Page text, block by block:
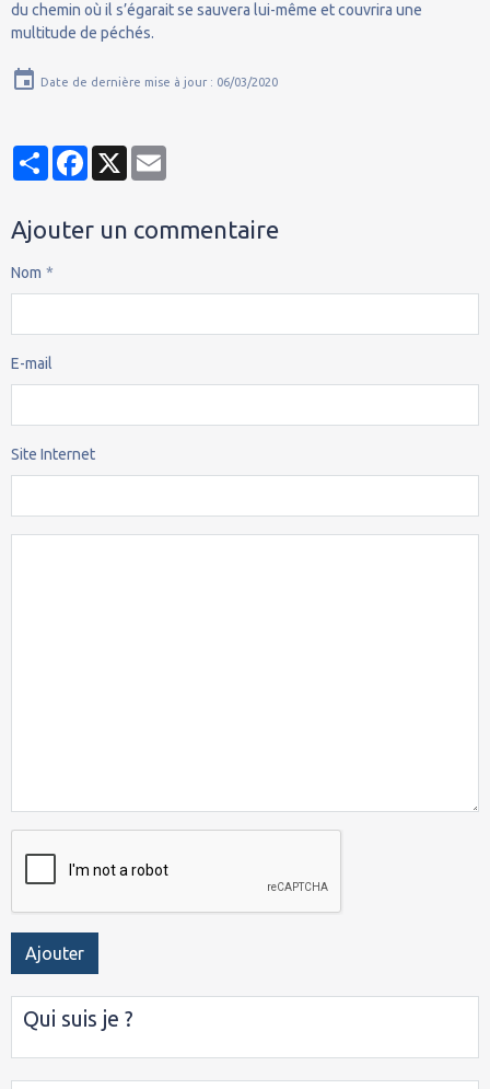
du chemin où il s’égarait se sauvera lui-même et couvrira une
multitude de péchés.
Date de dernière mise à jour : 06/03/2020
PartagerFacebook
X
Ajouter un commentaire
Nom
E-mail
Site Internet
Ajouter
Qui suis je ?